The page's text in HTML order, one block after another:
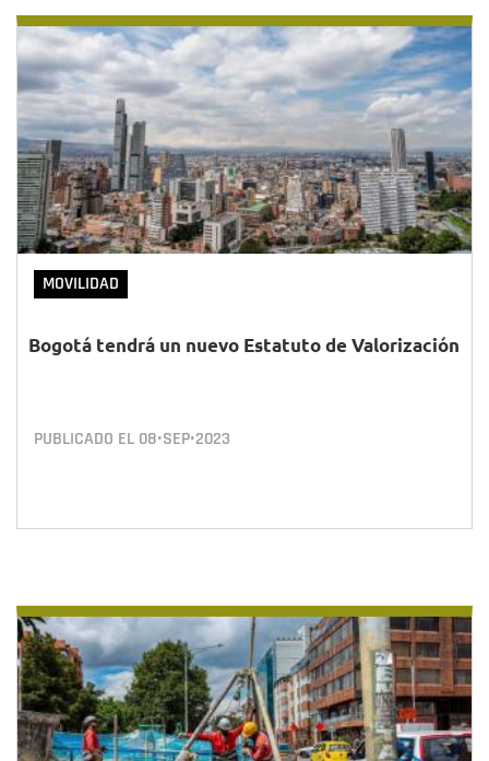
MOVILIDAD
Bogotá tendrá un nuevo Estatuto de Valorización
PUBLICADO EL 08•SEP•2023